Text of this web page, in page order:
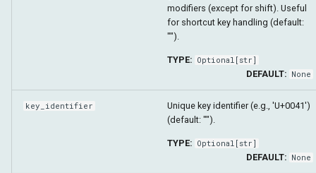
modifiers (except for shift). Useful
for shortcut key handling (default:
"").
TYPE: Optional [str]
DEFAULT: None
key_identifier
Unique key identifier (e.g., 'U+0041')
(default: "").
TYPE: Optional [str]
DEFAULT: None